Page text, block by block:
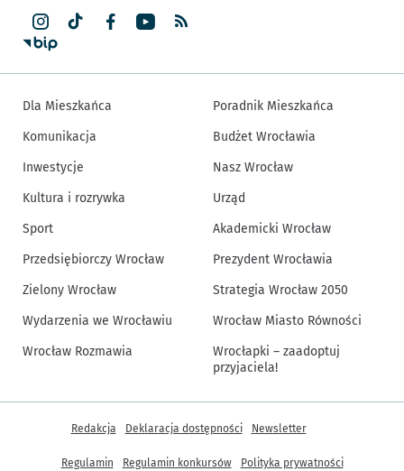
Dla Mieszkańca
Komunikacja
Inwestycje
Kultura i rozrywka
Sport
Przedsiębiorczy Wrocław
Zielony Wrocław
Wydarzenia we Wrocławiu
Wrocław Rozmawia
Poradnik Mieszkańca
Budżet Wrocławia
Nasz Wrocław
Urząd
Akademicki Wrocław
Prezydent Wrocławia
Strategia Wrocław 2050
Wrocław Miasto Równości
Wrocłapki – zaadoptuj
przyjaciela!
Inne informacje
Redakcja Deklaracja dostępności Newsletter
Regulamin Regulamin konkursów Polityka prywatności